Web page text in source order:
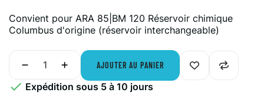
Convient pour ARA 85|BM 120 Réservoir chimique
Columbus d'origine (réservoir interchangeable)
AJOUTER AU PANIER
 Expédition sous 5 à 10 jours